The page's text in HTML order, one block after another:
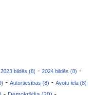
2023 bildēs (8) - 2024 bildēs (8) -
- Autortiesības (8) - Avotu iela (8)